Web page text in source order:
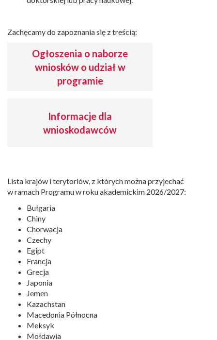
Zachęcamy do zapoznania się z treścią:
Ogłoszenia o naborze
wniosków o udział w
programie
Informacje dla
wnioskodawców
Lista krajów i terytoriów, z których można przyjechać
w ramach Programu w roku akademickim 2026/2027:
Bułgaria
Chiny
Chorwacja
Czechy
Egipt
Francja
Grecja
Japonia
Jemen
Kazachstan
Macedonia Północna
Meksyk
Mołdawia